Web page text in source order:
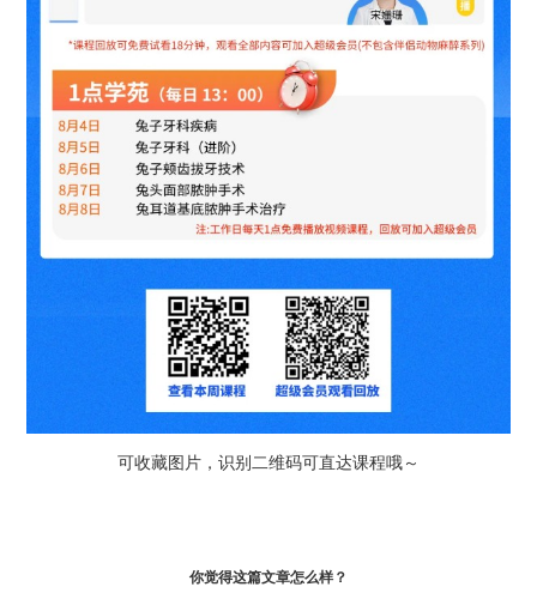
可收藏图片，识别二维码可直达课程哦～
你觉得这篇文章怎么样？